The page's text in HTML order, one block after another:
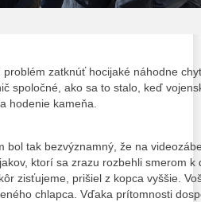
zatknúť hocijaké náhodne
spoločné, ako sa to stalo, keď
hodenie kameňa.
bol tak bezvýznamný, že na
ktorí sa zrazu rozbehli smerom
zisťujeme, prišiel z kopca vyššie.
chlapca. Vďaka prítomnosti